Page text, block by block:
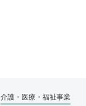
介護・医療・福祉事業